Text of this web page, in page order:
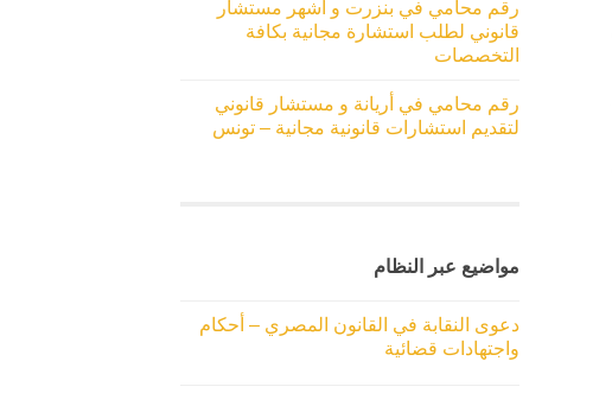
رقم محامي في بنزرت و أشهر مستشار
قانوني لطلب استشارة مجانية بكافة
التخصصات
رقم محامي في أريانة و مستشار قانوني
لتقديم استشارات قانونية مجانية – تونس
مواضيع عبر النظام
دعوى النقابة في القانون المصري – أحكام
واجتهادات قضائية